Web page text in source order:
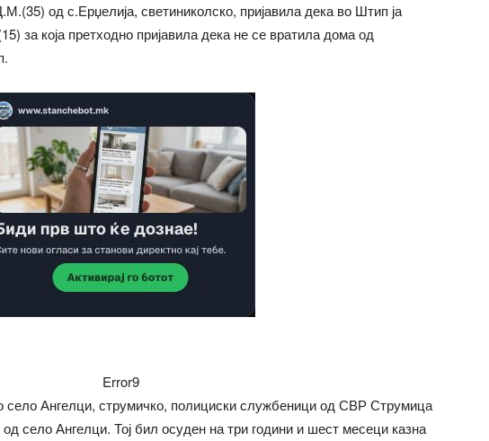
од с.Ерџелија, светиниколско, пријавила дека во Штип ја
за која претходно пријавила дека не се вратила дома од
Error9
село Ангелци, струмичко, полициски службеници од СВР Струмица
село Ангелци. Тој бил осуден на три години и шест месеци казна